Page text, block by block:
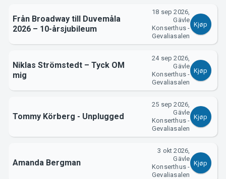
Om Tickster
Från Broadway till Duvemåla
2026 – 10-årsjubileum
18 sep 2026,
Gävle
Konserthus -
Gevaliasalen
Kjøp
Niklas Strömstedt – Tyck OM
mig
24 sep 2026,
Gävle
Konserthus -
Gevaliasalen
Kjøp
Tommy Körberg - Unplugged
25 sep 2026,
Gävle
Konserthus -
Gevaliasalen
Kjøp
Amanda Bergman
3 okt 2026,
Gävle
Konserthus -
Gevaliasalen
Kjøp